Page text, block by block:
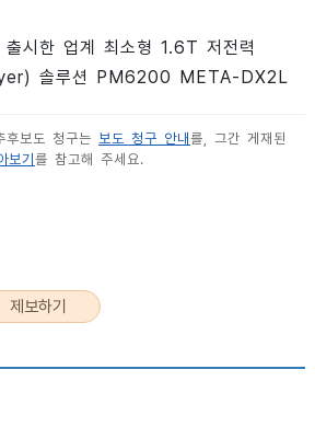
시한 업계 최소형 1.6T 저전력
솔루션 PM6200 META-DX2L
후보도 청구는 보도 청구 안내 를, 그간 게재된
보기 를 참고해 주세요.
제보하기